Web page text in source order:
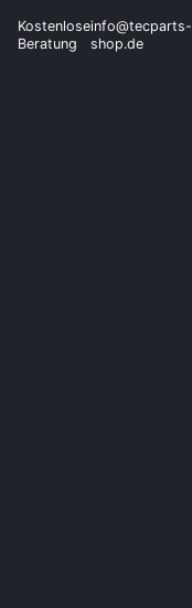
Kostenlose
Beratung
info@tecparts-
shop.de